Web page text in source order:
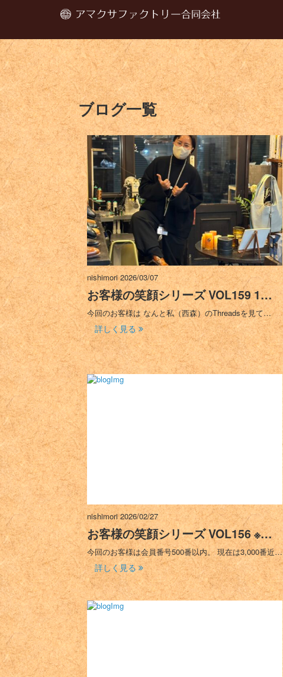
ブログ一覧
nishimori2026/03/07
お客様の笑顔シリーズ VOL159 1…
今回のお客様は なんと私（西森）のThreadsを見て…
詳しく見る
nishimori2026/02/27
お客様の笑顔シリーズ VOL156 ※…
今回のお客様は会員番号500番以内。 現在は3,000番近…
詳しく見る